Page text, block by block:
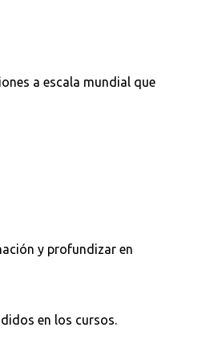
a escala mundial que
y profundizar en
en los cursos.